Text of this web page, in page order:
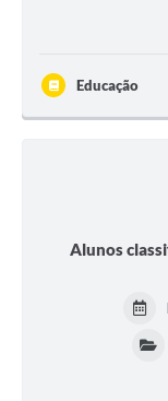
Educação
Alunos